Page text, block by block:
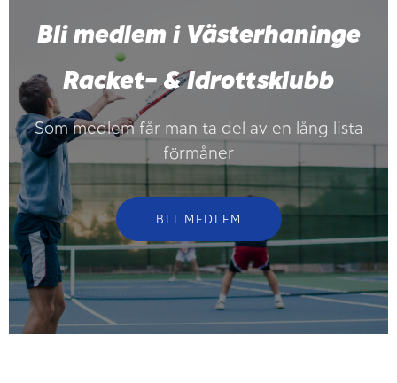
Bli medlem i Västerhaninge
Racket- & Idrottsklubb
Som medlem får man ta del av en lång lista
förmåner
BLI MEDLEM